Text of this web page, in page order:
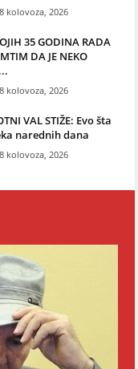
8 kolovoza, 2026
35 GODINA RADA
DA JE NEKO
8 kolovoza, 2026
VAL STIŽE: Evo šta
narednih dana
8 kolovoza, 2026